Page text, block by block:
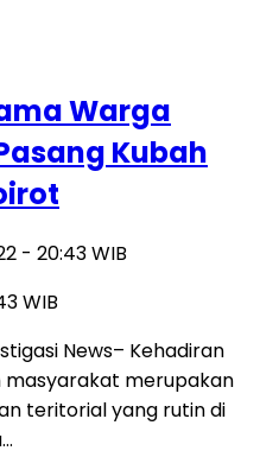
Warga
Kubah
- 20:43 WIB
WIB
News– Kehadiran
merupakan
teritorial yang rutin di